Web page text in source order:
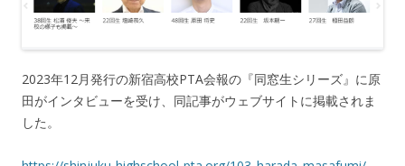
2023年12月発行の新宿高校PTA会報の『同窓生シリーズ』に原
田がインタビューを受け、同記事がウェブサイトに掲載されま
した。